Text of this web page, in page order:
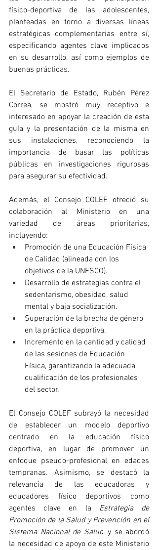
físico-deportiva de las adolescentes,
planteadas en torno a diversas líneas
estratégicas complementarias entre sí,
especificando agentes clave implicados
en su desarrollo, así como ejemplos de
buenas prácticas.
El Secretario de Estado, Rubén Pérez
Correa, se mostró muy receptivo e
interesado en apoyar la creación de esta
guía y la presentación de la misma en
sus instalaciones, reconociendo la
importancia de basar las políticas
públicas en investigaciones rigurosas
para asegurar su efectividad.
Además, el Consejo COLEF ofreció su
colaboración al Ministerio en una
variedad de áreas prioritarias,
incluyendo:
Promoción de una Educación Física
de Calidad (alineada con los
objetivos de la UNESCO).
Desarrollo de estrategias contra el
sedentarismo, obesidad, salud
mental y baja socialización.
Superación de la brecha de género
en la práctica deportiva.
Incremento en la cantidad y calidad
de las sesiones de Educación
Física, garantizando la adecuada
cualificación de los profesionales
del sector.
El Consejo COLEF subrayó la necesidad
de establecer un modelo deportivo
centrado en la educación físico
deportiva, en lugar de promover un
enfoque pseudo-profesional en edades
tempranas. Asimismo, se destacó la
relevancia de las educadoras y
educadores físico deportivos como
agentes clave en la Estrategia de
Promoción de la Salud y Prevención en el
Sistema Nacional de Salud, y se abordó
la necesidad de apoyo de este Ministerio